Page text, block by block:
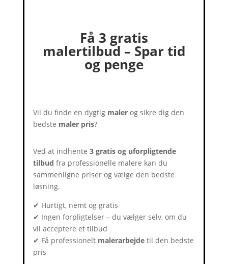
Få 3 gratis
malertilbud – Spar tid
og penge
Vil du finde en dygtig maler og sikre dig den
bedste maler pris?
Ved at indhente3 gratis og uforpligtende
tilbud fra professionelle malere kan du
sammenligne priser og vælge den bedste
løsning.
✔ Hurtigt, nemt og gratis
✔ Ingen forpligtelser – du vælger selv, om du
vil acceptere et tilbud
✔ Få professionelt malerarbejde til den bedste
pris